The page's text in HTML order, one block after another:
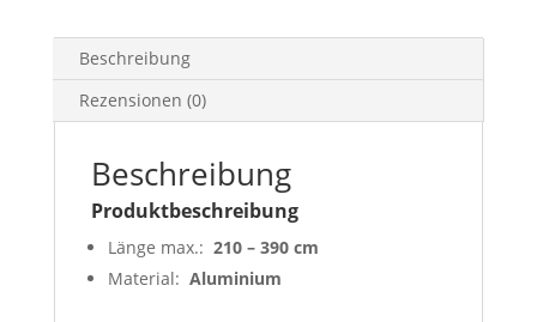
Beschreibung
Rezensionen (0)
Beschreibung
Produktbeschreibung
Länge max.: 210 – 390 cm
Material: Aluminium